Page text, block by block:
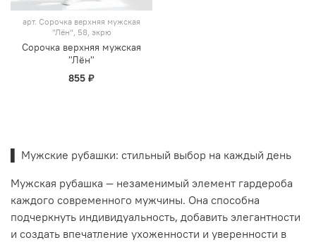
арт. Сорочка верхняя мужская
"Лён", 58, экрю
Сорочка верхняя мужская
"Лён"
855 ₽
▌ Мужские рубашки: стильный выбор на каждый день
Мужская рубашка — незаменимый элемент гардероба
каждого современного мужчины. Она способна
подчеркнуть индивидуальность, добавить элегантности
и создать впечатление ухоженности и уверенности в